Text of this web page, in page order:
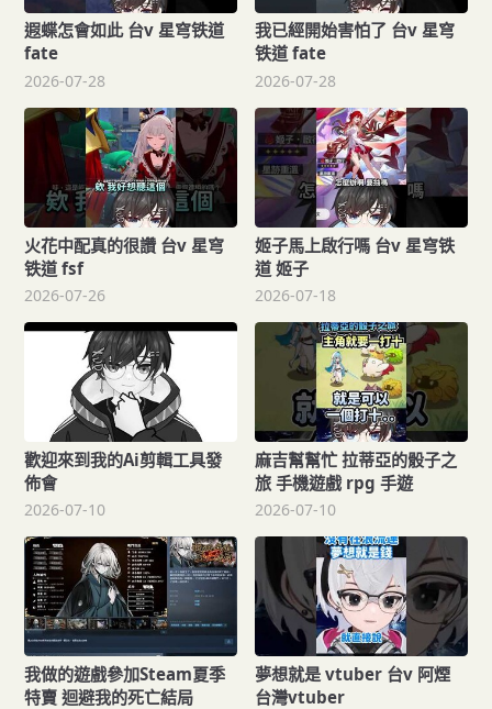
遐蝶怎會如此 台v 星穹铁道
fate
2026-07-28
我已經開始害怕了 台v 星穹
铁道 fate
2026-07-28
火花中配真的很讚 台v 星穹
铁道 fsf
2026-07-26
姬子馬上啟行嗎 台v 星穹铁
道 姬子
2026-07-18
歡迎來到我的Ai剪輯工具發
佈會
2026-07-10
麻吉幫幫忙 拉蒂亞的骰子之
旅 手機遊戲 rpg 手遊
2026-07-10
我做的遊戲參加Steam夏季
特賣 迴避我的死亡結局
夢想就是 vtuber 台v 阿煙
台灣vtuber